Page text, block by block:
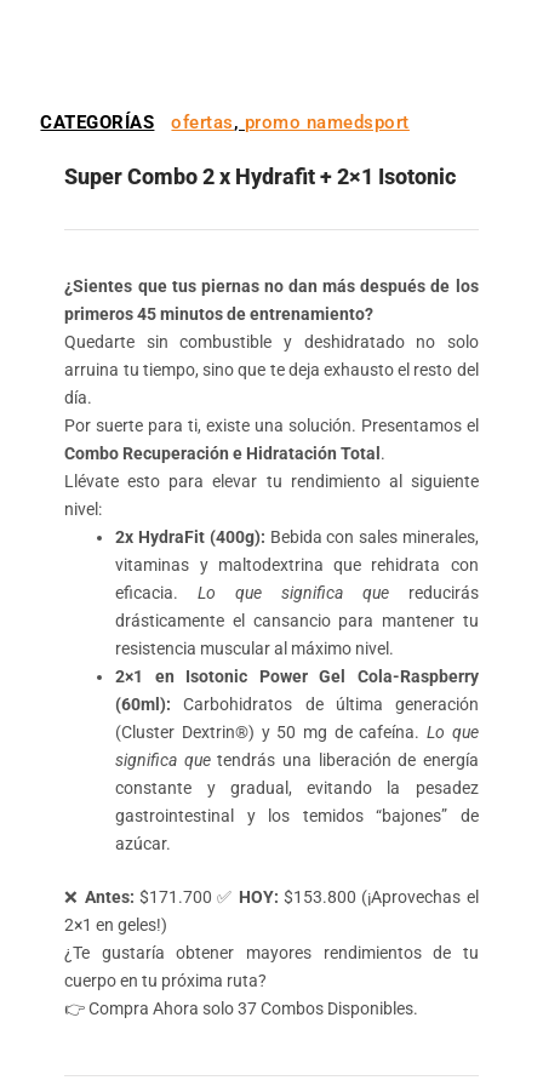
CATEGORÍAS ofertas, promo namedsport
Super Combo 2 x Hydrafit + 2×1 Isotonic
¿Sientes que tus piernas no dan más después de los
primeros 45 minutos de entrenamiento?
Quedarte sin combustible y deshidratado no solo
arruina tu tiempo, sino que te deja exhausto el resto del
día.
Por suerte para ti, existe una solución. Presentamos el
Combo Recuperación e Hidratación Total .
Llévate esto para elevar tu rendimiento al siguiente
nivel:
2x HydraFit (400g): Bebida con sales minerales,
vitaminas y maltodextrina que rehidrata con
eficacia.Lo que significa quereducirás
drásticamente el cansancio para mantener tu
resistencia muscular al máximo nivel.
2×1 en Isotonic Power Gel Cola-Raspberry
(60ml): Carbohidratos de última generación
(Cluster Dextrin®) y 50 mg de cafeína. Lo que
significa quetendrás una liberación de energía
constante y gradual, evitando la pesadez
gastrointestinal y los temidos “bajones” de
azúcar.
❌ Antes: $171.700 ✅ HOY: $153.800 (¡Aprovechas el
2×1 en geles!)
¿Te gustaría obtener mayores rendimientos de tu
cuerpo en tu próxima ruta?
👉 Compra Ahora solo 37 Combos Disponibles.